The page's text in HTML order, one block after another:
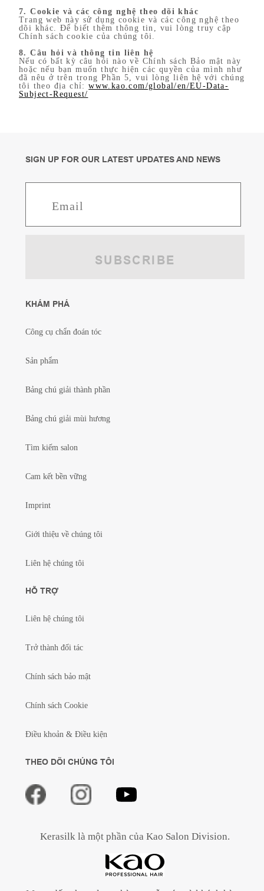
7. Cookie và các công nghệ theo dõi khác
Trang web này sử dụng cookie và các công nghệ theo
dõi khác. Để biết thêm thông tin, vui lòng truy cập
Chính sách cookie của chúng tôi.
8. Câu hỏi và thông tin liên hệ
Nếu có bất kỳ câu hỏi nào về Chính sách Bảo mật này
hoặc nếu bạn muốn thực hiện các quyền của mình như
đã nêu ở trên trong Phần 5, vui lòng liên hệ với chúng
tôi theo địa chỉ:www.kao.com/global/en/EU-Data-
Subject-Request/
SIGN UP FOR OUR LATEST UPDATES AND NEWS
KHÁM PHÁ
Công cụ chẩn đoán tóc
Sản phẩm
Bảng chú giải thành phần
Bảng chú giải mùi hương
Tìm kiếm salon
Cam kết bền vững
Imprint
Giới thiệu về chúng tôi
Liên hệ chúng tôi
HỖ TRỢ
Liên hệ chúng tôi
Trở thành đối tác
Chính sách bảo mật
Chính sách Cookie
Điều khoản & Điều kiện
THEO DÕI CHÚNG TÔI
Kerasilk là một phần của Kao Salon Division.